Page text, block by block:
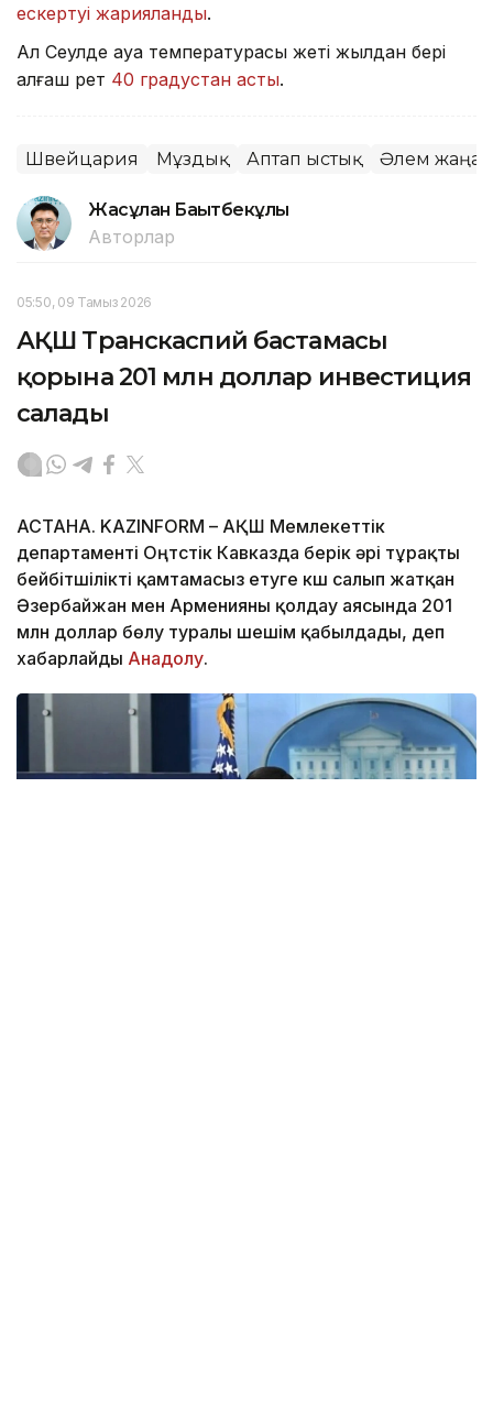
ескертуі жарияланды.
Ал Сеулде ауа температурасы жеті жылдан бері
алғаш рет 40 градустан асты.
Швейцария Мұздық Аптап ыстық Әлем
Жасұлан Бақытбекұлы
Авторлар
05:50, 09 Тамыз 2026
АҚШ Транскаспий бастамасы
қорына 201 млн доллар инвестиция
салады
АСТАНА. KAZINFORM – АҚШ Мемлекеттік
департаменті Оңтүстік Кавказда берік әрі тұрақты
бейбітшілікті қамтамасыз етуге күш салып жатқан
Әзербайжан мен Арменияны қолдау аясында 201
млн доллар бөлу туралы шешім қабылдады, деп
хабарлайды Анадолу.